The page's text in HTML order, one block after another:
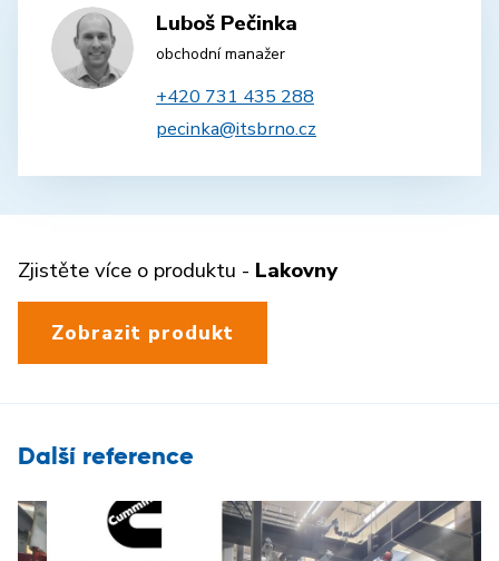
Luboš Pečinka
obchodní manažer
+420 731 435 288
pecinka@itsbrno.cz
Zjistěte více o produktu - Lakovny
Zobrazit produkt
Další reference